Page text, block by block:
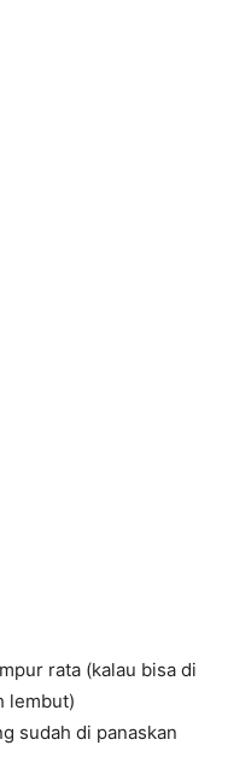
rata (kalau bisa di
lembut)
sudah di panaskan